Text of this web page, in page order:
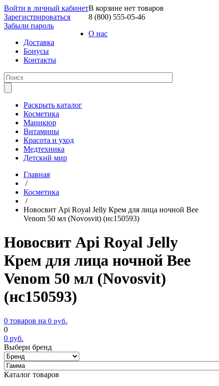
Войти в личный кабинет
Зарегистрироваться
Забыли пароль
В корзине нет товаров
8 (800) 555-05-46
О нас
Доставка
Бонусы
Контакты
Раскрыть каталог
Косметика
Маникюр
Витамины
Красота и уход
Медтехника
Детский мир
Главная
/
Косметика
/
Новосвит Api Royal Jelly Крем для лица ночной Bee
Venom 50 мл (Novosvit) (нс150593)
Новосвит Api Royal Jelly
Крем для лица ночной Bee
Venom 50 мл (Novosvit)
(нс150593)
0 товаров на 0 руб.
0
0 руб.
Выбери бренд
Каталог товаров